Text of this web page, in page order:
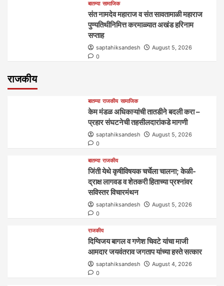
बातम्या सामाजिक
संत नामदेव महाराज व संत सावतामाळी महाराज
पुण्यतिथीनिमित्त करमाळ्यात अखंड हरिनाम
सप्ताह
saptahiksandesh
August 5, 2026
0
राजकीय
बातम्या राजकीय सामाजिक
केम मंडळ अधिकाऱ्यांची तातडीने बदली करा –
प्रहार संघटनेची तहसीलदारांकडे मागणी
saptahiksandesh
August 5, 2026
0
बातम्या राजकीय
जिंती येथे कृषीविषयक चर्चेला चालना; केळी-
द्राक्ष लागवड व शेतकरी हिताच्या प्रश्नांवर
सविस्तर विचारमंथन
saptahiksandesh
August 5, 2026
0
राजकीय
दिग्विजय बागल व गणेश चिवटे यांचा माजी
आमदार जयवंतराव जगताप यांच्या हस्ते सत्कार
saptahiksandesh
August 4, 2026
0